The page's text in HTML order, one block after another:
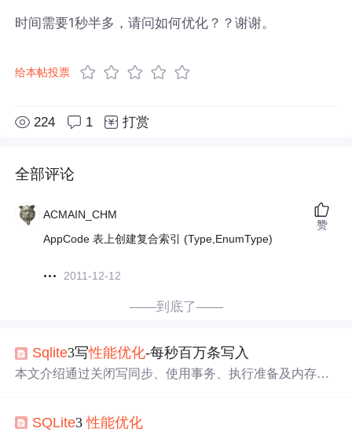
时间需要1秒半多，请问如何优化？？谢谢。
给本帖投票
224 1 打赏
全部评论
ACMAIN_CHM
AppCode 表上创建复合索引 (Type,EnumType)
2011-12-12
赞
——到底了——
Sqlite3写性能优化-每秒百万条写入
本文介绍通过关闭写同步、使用事务、执行准备及内存模
SQLite3性能优化